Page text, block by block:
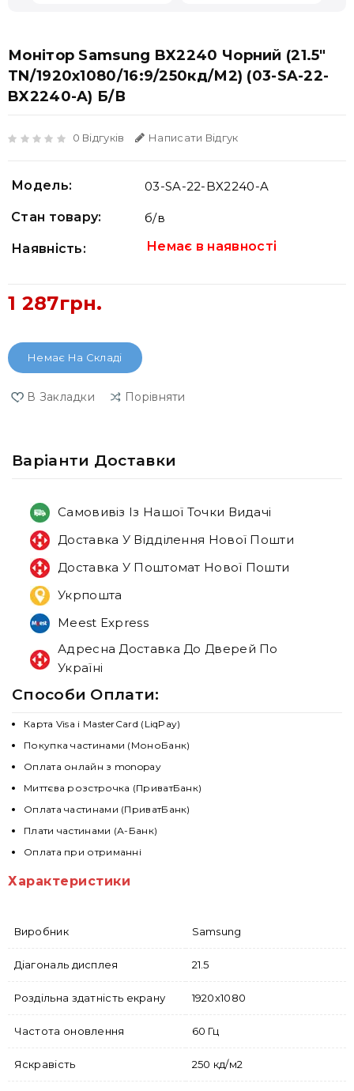
Монітор Samsung BX2240 Чорний (21.5"
TN/1920x1080/16:9/250кд/м2) (03-SA-22-
BX2240-A) Б/В
0 Відгуків Написати Відгук
Модель: 03-SA-22-BX2240-A
Стан товару: б/в
Наявність: Немає в наявності
1 287грн.
Немає На Складі
В Закладки Порівняти
Варiанти Доставки
Самовивіз Із Нашої Точки Видачі
Доставка У Відділення Нової Пошти
Доставка У Поштомат Нової Пошти
Укрпошта
Meest Express
Адресна Доставка До Дверей По
Україні
Способи Оплати:
Карта Visa і MasterCard (LiqPay)
Покупка частинами (МоноБанк)
Оплата онлайн з monopay
Миттєва розстрочка (ПриватБанк)
Оплата частинами (ПриватБанк)
Плати частинами (А-Банк)
Оплата при отриманні
Характеристики
Виробник Samsung
Діагональ дисплея 21.5
Роздільна здатність екрану 1920x1080
Частота оновлення 60 Гц
Яскравість 250 кд/м2